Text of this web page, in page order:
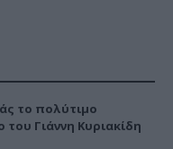
το πολύτιμο
Γιάννη Κυριακίδη